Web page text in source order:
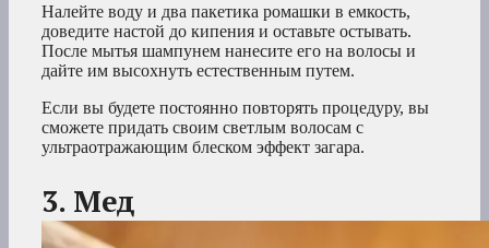
Налейте воду и два пакетика ромашки в емкость,
доведите настой до кипения и оставьте остывать.
После мытья шампунем нанесите его на волосы и
дайте им высохнуть естественным путем.
Если вы будете постоянно повторять процедуру, вы
сможете придать своим светлым волосам с
ультраотражающим блеском эффект загара.
3. Мед